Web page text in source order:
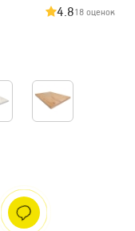
4.818 оценок